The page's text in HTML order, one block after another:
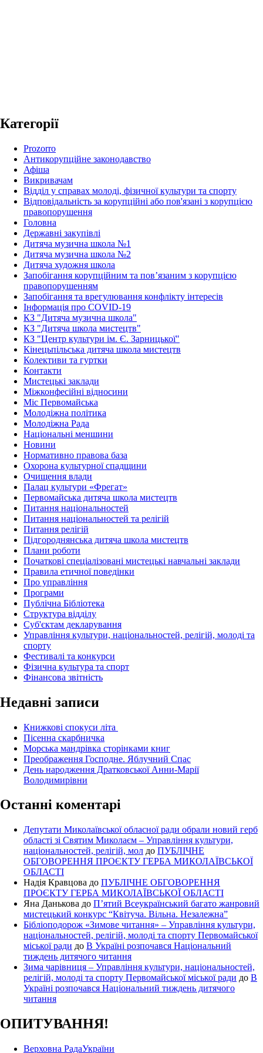
Категорії
Prozorro
Антикорупційне законодавство
Афіша
Викривачам
Відділ у справах молоді, фізичної культури та спорту
Відповідальність за корупційні або пов'язані з корупцією
правопорушення
Головна
Державні закупівлі
Дитяча музична школа №1
Дитяча музична школа №2
Дитяча художня школа
Запобігання корупційним та пов’язаним з корупцією
правопорушенням
Запобігання та врегулювання конфлікту інтересів
Інформація про COVID-19
КЗ "Дитяча музична школа"
КЗ "Дитяча школа мистецтв"
КЗ "Центр культури ім. Є. Зарницької"
Кінецьпільська дитяча школа мистецтв
Колективи та гуртки
Контакти
Мистецькі заклади
Міжконфесійні відносини
Міс Первомайська
Молодіжна політика
Молодіжна Рада
Національні меншини
Новини
Нормативно правова база
Охорона культурної спадщини
Очищення влади
Палац культури «Фрегат»
Первомайська дитяча школа мистецтв
Питання національностей
Питання національностей та релігій
Питання релігій
Підгороднянська дитяча школа мистецтв
Плани роботи
Початкові спеціалізовані мистецькі навчальні заклади
Правила етичної поведінки
Про управління
Програми
Публічна Бібліотека
Структура відділу
Суб'єктам декларування
Управління культури, національностей, релігій, молоді та
спорту
Фестивалі та конкурси
Фізична культура та спорт
Фінансова звітність
Недавні записи
Книжкові спокуси літа
Пісенна скарбничка
Морська мандрівка сторінками книг
Преображення Господне. Яблучний Спас
День народження Дратковської Анни-Марії
Володимирівни
Останні коментарі
Депутати Миколаївської обласної ради обрали новий герб
області зі Святим Миколаєм – Управління культури,
національностей, релігій, мол до ПУБЛІЧНЕ
ОБГОВОРЕННЯ ПРОЄКТУ ГЕРБА МИКОЛАЇВСЬКОЇ
ОБЛАСТІ
Надія Кравцова до ПУБЛІЧНЕ ОБГОВОРЕННЯ
ПРОЄКТУ ГЕРБА МИКОЛАЇВСЬКОЇ ОБЛАСТІ
Яна Данькова до П’ятий Всеукраїнський багато жанровий
мистецький конкурс “Квітуча. Вільна. Незалежна”
Бібліоподорож «Зимове читання» – Управління культури,
національностей, релігій, молоді та спорту Первомайської
міської ради до В Україні розпочався Національний
тиждень дитячого читання
Зима чарівниця – Управління культури, національностей,
релігій, молоді та спорту Первомайської міської ради до В
Україні розпочався Національний тиждень дитячого
читання
ОПИТУВАННЯ!
Верховна РадаУкраїни